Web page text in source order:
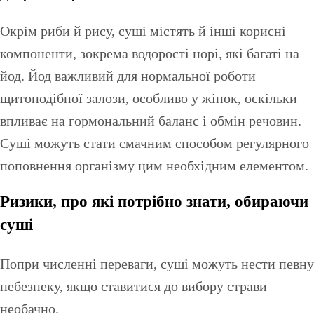
Окрім риби й рису, суші містять й інші корисні
компоненти, зокрема водорості норі, які багаті на
йод. Йод важливий для нормальної роботи
щитоподібної залози, особливо у жінок, оскільки
впливає на гормональний баланс і обмін речовин.
Суші можуть стати смачним способом регулярного
поповнення організму цим необхідним елементом.
Ризики, про які потрібно знати, обираючи
суші
Попри численні переваги, суші можуть нести певну
небезпеку, якщо ставитися до вибору страви
необачно.